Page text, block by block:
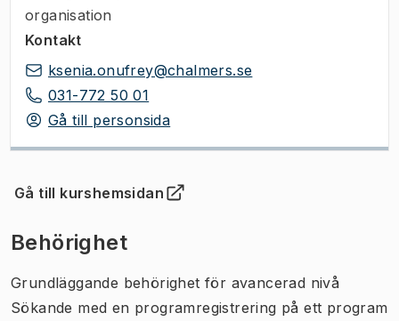
organisation
Kontakt
ksenia.onufrey@chalmers.se
031-772 50 01
Gå till personsida
Gå till kurshemsidan
(Öppnas i ny flik)
Behörighet
Grundläggande behörighet för avancerad nivå
Sökande med en programregistrering på ett program